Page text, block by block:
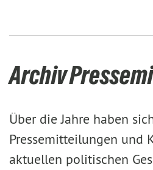
Archiv
Über die Jahre haben
Pressemitteilungen und
aktuellen politischen